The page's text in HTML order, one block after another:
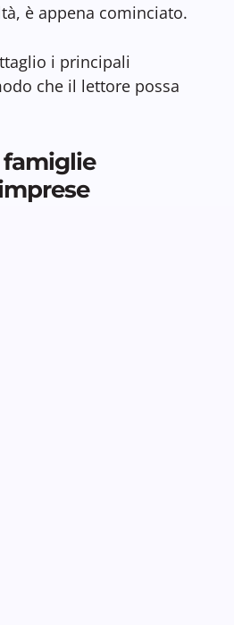
è appena cominciato.
i principali
che il lettore possa
famiglie